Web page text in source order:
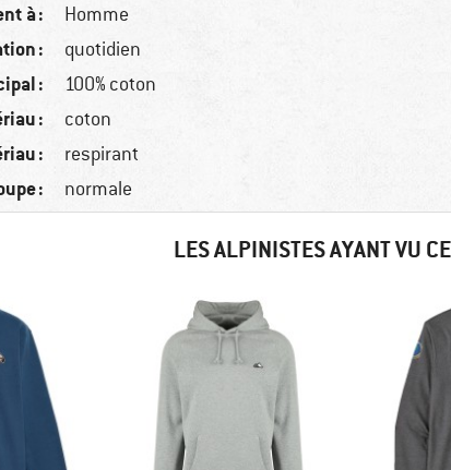
à : Homme
: quotidien
: 100% coton
: coton
: respirant
: normale
LES ALPINISTES AYANT VU